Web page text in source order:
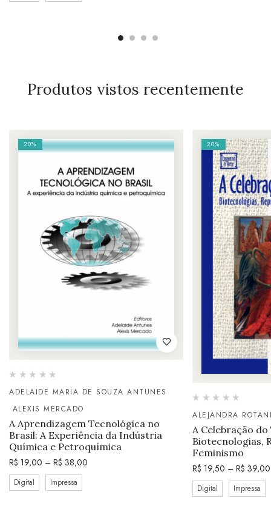
Produtos vistos recentemente
20%
ADELAIDE MARIA DE SOUZA ANTUNES
ALEXIS MERCADO
A Aprendizagem Tecnológica no
Brasil: A Experiência da Indústria
Química e Petroquímica
R$ 19,00 – R$ 38,00
Digital Impressa
20%
ALEJANDRA
A Celebração
Biotecnologias,
Feminismo
R$ 19,50 – R$ 39,00
Digital Impressa